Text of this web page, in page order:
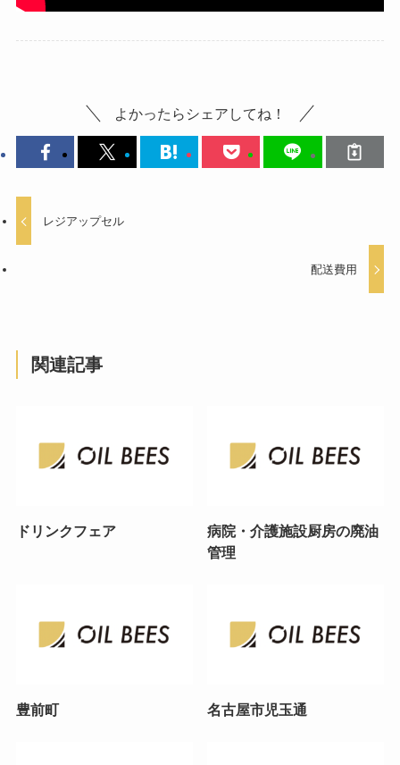
よかったらシェアしてね！
レジアップセル
配送費用
関連記事
ドリンクフェア
病院・介護施設厨房の廃油
管理
豊前町 名古屋市児玉通